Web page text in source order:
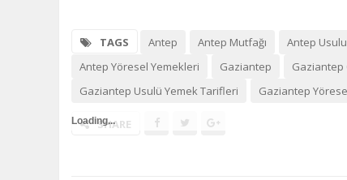
TAGS Antep Antep Mutfağı Antep
Antep Yöresel Yemekleri
Gaziantep Gaziantep
Gaziantep Usulü Yemek Tarifleri
Gaziantep
SHARE
Loading...